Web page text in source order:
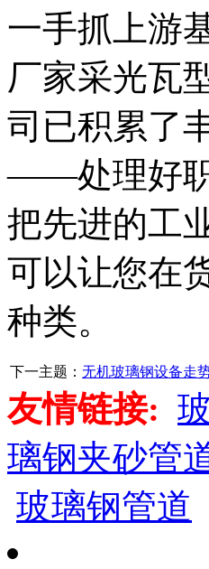
一手抓上游
厂家采光瓦
司已积累了
——处理好职
把先进的工
可以让您在
种类。
下一主题： 无机玻璃钢设备走
友情链接:
璃钢夹砂管
玻璃钢管道